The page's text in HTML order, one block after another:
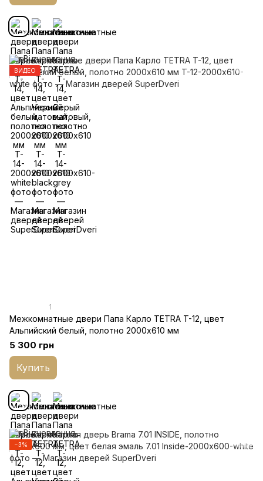
ВИДЕО
1
Межкомнатные двери Папа Карло TETRA T-12, цвет
Альпийский белый, полотно 2000х610 мм
5 300 грн
Купить
−3%